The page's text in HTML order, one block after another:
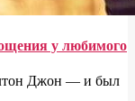
у любимого
Джон — и был